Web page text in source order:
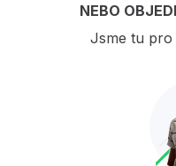
NEBO
Jsme tu pro